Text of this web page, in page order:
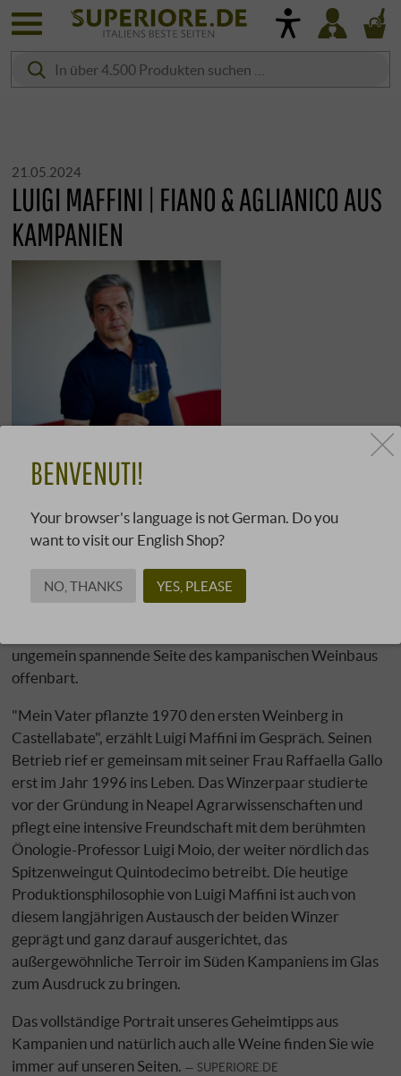
21.05.2024
LUIGI MAFFINI | FIANO & AGLIANICO AUS
KAMPANIEN
unserer Neuentdeckung, dem malerischen Weingut von
Luigi Maffini, das in Kampanien zweifellos zu den
namhaftesten Betrieben der Region gehört, aber
außerhalb Italiens nahezu völlig unbekannt ist. Seine
ungemein spannende Seite des kampanischen Weinbaus
offenbart.
"Mein Vater pflanzte 1970 den ersten Weinberg in
Castellabate", erzählt Luigi Maffini im Gespräch. Seinen
Betrieb rief er gemeinsam mit seiner Frau Raffaella Gallo
erst im Jahr 1996 ins Leben. Das Winzerpaar studierte
vor der Gründung in Neapel Agrarwissenschaften und
pflegt eine intensive Freundschaft mit dem berühmten
Önologie-Professor Luigi Moio, der weiter nördlich das
Spitzenweingut Quintodecimo betreibt. Die heutige
Produktionsphilosophie von Luigi Maffini ist auch von
diesem langjährigen Austausch der beiden Winzer
geprägt und ganz darauf ausgerichtet, das
außergewöhnliche Terroir im Süden Kampaniens im Glas
zum Ausdruck zu bringen.
Das vollständige Portrait unseres Geheimtipps aus
Kampanien und natürlich auch alle Weine finden Sie wie
immer auf unseren Seiten.
SUPERIORE.DE
BENVENUTI!
Your browser's language is not German. Do you
want to visit our English Shop?
NO, THANKS YES, PLEASE